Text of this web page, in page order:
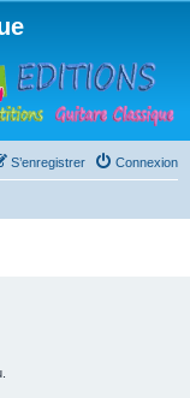
Connexion
S’enregistrer